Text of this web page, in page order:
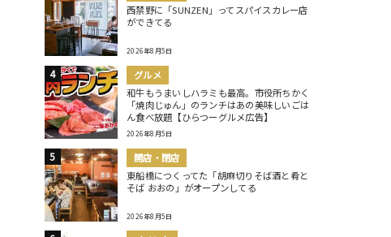
西禁野に「SUNZEN」ってスパイスカレー店
ができてる
2026年8月5日
グルメ
和牛もうまいしハラミも最高。市役所ちかく
「焼肉じゅん」のランチはあの美味しいごは
ん食べ放題【ひらつーグルメ広告】
2026年8月5日
開店・閉店
東船橋につくってた「胡麻切りそば酒と肴と
そば おおの」がオープンしてる
2026年8月5日